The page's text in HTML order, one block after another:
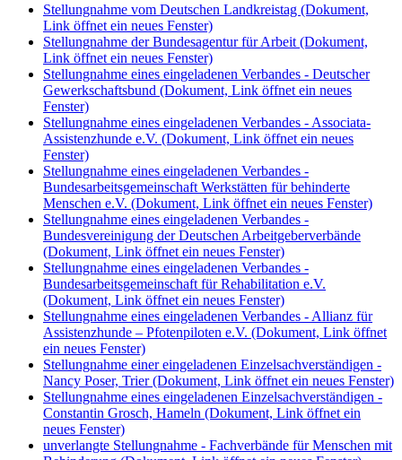
Stellungnahme vom Deutschen Landkreistag (Dokument,
Link öffnet ein neues Fenster)
Stellungnahme der Bundesagentur für Arbeit (Dokument,
Link öffnet ein neues Fenster)
Stellungnahme eines eingeladenen Verbandes - Deutscher
Gewerkschaftsbund (Dokument, Link öffnet ein neues
Fenster)
Stellungnahme eines eingeladenen Verbandes - Associata-
Assistenzhunde e.V. (Dokument, Link öffnet ein neues
Fenster)
Stellungnahme eines eingeladenen Verbandes -
Bundesarbeitsgemeinschaft Werkstätten für behinderte
Menschen e.V. (Dokument, Link öffnet ein neues Fenster)
Stellungnahme eines eingeladenen Verbandes -
Bundesvereinigung der Deutschen Arbeitgeberverbände
(Dokument, Link öffnet ein neues Fenster)
Stellungnahme eines eingeladenen Verbandes -
Bundesarbeitsgemeinschaft für Rehabilitation e.V.
(Dokument, Link öffnet ein neues Fenster)
Stellungnahme eines eingeladenen Verbandes - Allianz für
Assistenzhunde – Pfotenpiloten e.V. (Dokument, Link öffnet
ein neues Fenster)
Stellungnahme einer eingeladenen Einzelsachverständigen -
Nancy Poser, Trier(Dokument, Link öffnet ein neues Fenster)
Stellungnahme eines eingeladenen Einzelsachverständigen -
Constantin Grosch, Hameln (Dokument, Link öffnet ein
neues Fenster)
unverlangte Stellungnahme - Fachverbände für Menschen mit